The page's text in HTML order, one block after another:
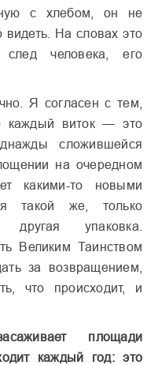
с хлебом, он не
видеть. На словах это
человека, его
Я согласен с тем,
каждый виток — это
сложившейся
на очередном
какими-то новыми
такой же, только
другая упаковка.
Великим Таинством
за возвращением,
что происходит, и
площади
каждый год: это